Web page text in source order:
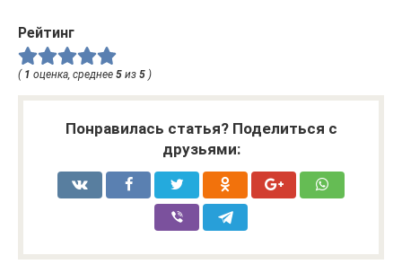
Рейтинг
( 1 оценка, среднее 5 из 5 )
Понравилась статья? Поделиться с
друзьями: